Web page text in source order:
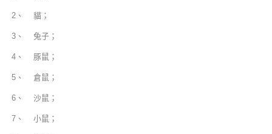
2、 貓；
3、 兔子；
4、 豚鼠；
5、 倉鼠；
6、 沙鼠；
7、 小鼠；